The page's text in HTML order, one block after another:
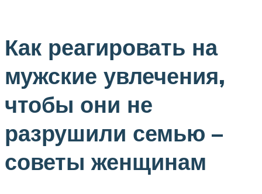
Как реагировать на
мужские увлечения,
чтобы они не
разрушили семью –
советы женщинам